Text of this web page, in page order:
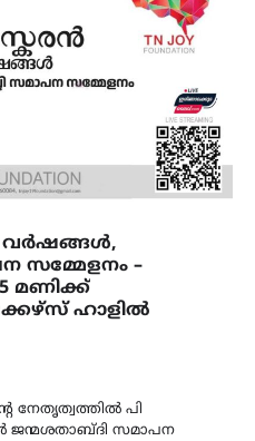
വർഷങ്ങൾ,
സമ്മേളനം –
മണിക്ക്
ഹാളിൽ
നേതൃത്വത്തില്‍ പി
സമാപന